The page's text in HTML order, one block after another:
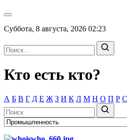
Суббота, 8 августа, 2026 02:23
Кто есть кто?
А Б В Г Д Е Ж З И К Л М Н О П Р С